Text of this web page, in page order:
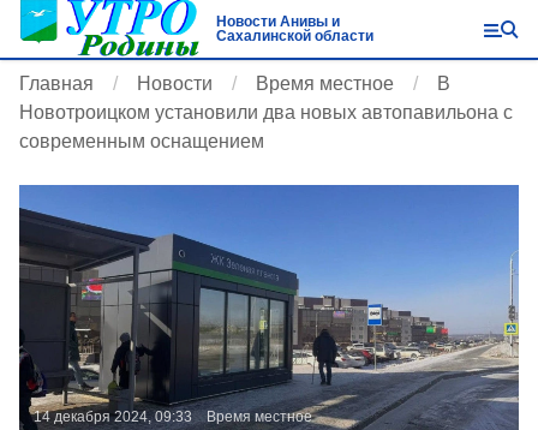
Новости Анивы и
Сахалинской области
Главная Новости Время местное
В
Новотроицком установили два новых автопавильона с
современным оснащением
14 декабря 2024, 09:33
Время местное